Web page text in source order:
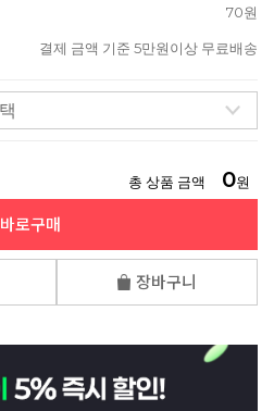
70원
결제 금액 기준 5만원이상 무료배송
총 상품 금액 0원
바로구매
장바구니